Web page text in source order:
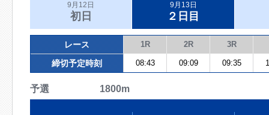
9月12日
初日
9月13日
２日目
レース 1R 2R 3R
締切予定時刻 08:43 09:09 09:35
予選 1800m